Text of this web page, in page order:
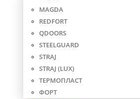
MAGDA
REDFORT
QDOORS
STEELGUARD
STRAJ
STRAJ (LUX)
ТЕРМОПЛАСТ
ФОРТ